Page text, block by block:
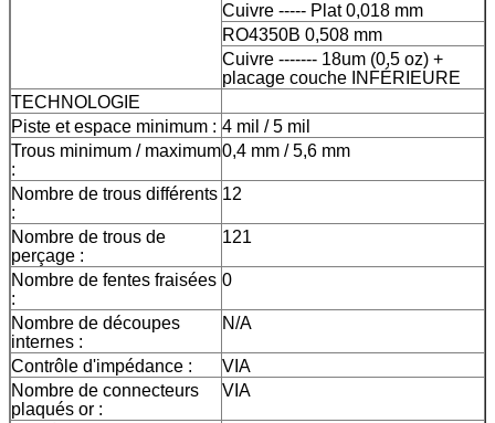
Cuivre ----- Plat 0,018 mm
RO4350B 0,508 mm
Cuivre ------- 18um (0,5 oz) +
placage couche INFÉRIEURE
TECHNOLOGIE
Piste et espace minimum : 4 mil / 5 mil
Trous minimum / maximum
:
0,4 mm / 5,6 mm
Nombre de trous différents
:
12
Nombre de trous de
perçage :
121
Nombre de fentes fraisées
:
0
Nombre de découpes
internes :
N/A
Contrôle d'impédance :
VIA
Nombre de connecteurs
plaqués or :
VIA